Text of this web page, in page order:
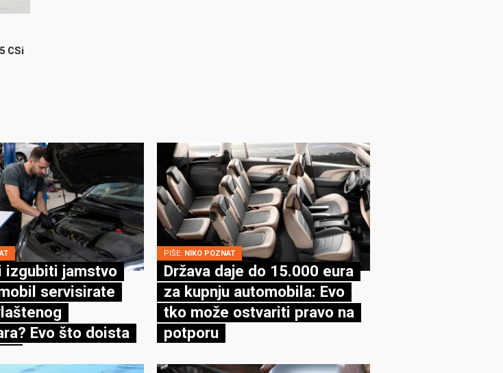
CSi
izgubiti jamstvo
servisirate
Evo što doista
PIŠE: NIKO POZNAT
Država daje do 15.000 eura
za kupnju automobila: Evo
tko može ostvariti pravo na
potporu